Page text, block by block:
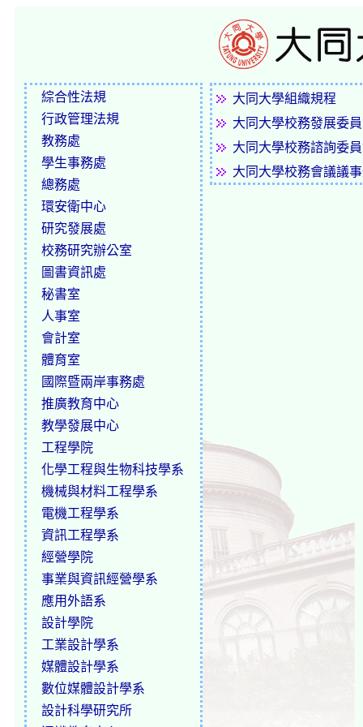
綜合性法規
行政管理法規
教務處
學生事務處
總務處
環安衛中心
研究發展處
校務研究辦公室
圖書資訊處
秘書室
人事室
會計室
體育室
國際暨兩岸事務處
推廣教育中心
教學發展中心
工程學院
化學工程與生物科技學系
機械與材料工程學系
電機工程學系
資訊工程學系
經營學院
事業與資訊經營學系
應用外語系
設計學院
工業設計學系
媒體設計學系
數位媒體設計學系
設計科學研究所
大同大學組織規程
大同大學校務發展委
大同大學校務諮詢委
大同大學校務會議議